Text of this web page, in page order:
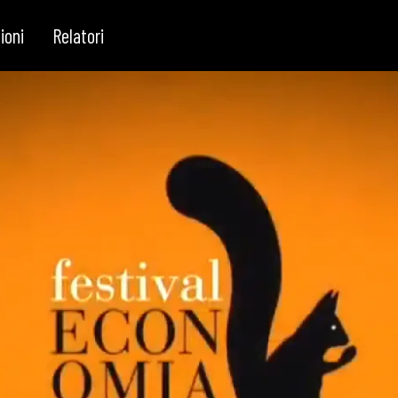
Ricciardi, Gilberto Turati, Laura
Relatori